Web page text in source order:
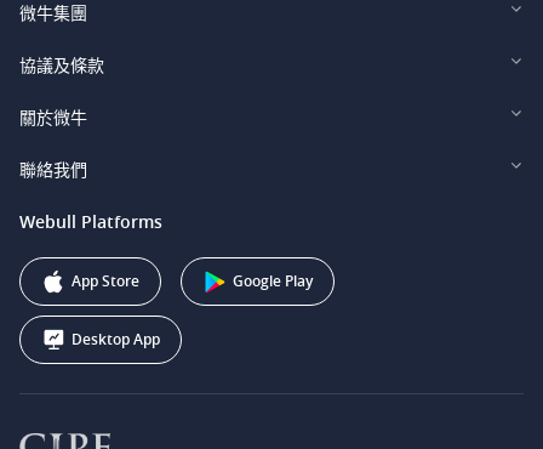
微牛集團
Webull Financial LLC (US)
Webull Securities South Africa (Pty) Ltd.
Webull Securities (Australia) Pty. Ltd.
Webull Corporation
協議及條款
Legal and Disclosures
關於微牛
投資者關係
聯絡我們
support@webull.ca
+1 (888) 228-0958
Webull Platforms
App Store Google Play
Desktop App